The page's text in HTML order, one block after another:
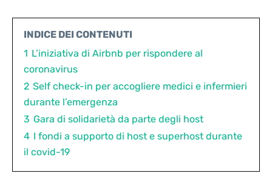
INDICE DEI CONTENUTI
1 L’iniziativa di Airbnb per rispondere al
coronavirus
2 Self check-in per accogliere medici e infermieri
durante l’emergenza
3 Gara di solidarietà da parte degli host
4 I fondi a supporto di host e superhost durante
il covid-19